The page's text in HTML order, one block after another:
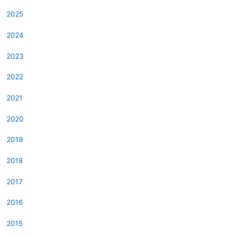
2025
2024
2023
2022
2021
2020
2019
2018
2017
2016
2015